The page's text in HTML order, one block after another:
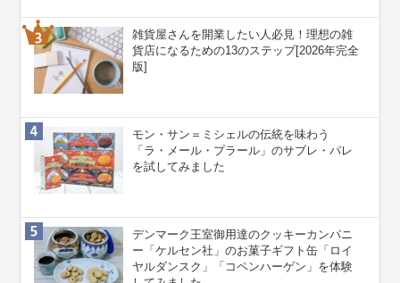
雑貨屋さんを開業したい人必見！理想の雑
貨店になるための13のステップ[2026年完全
版]
モン・サン＝ミシェルの伝統を味わう
「ラ・メール・プラール」のサブレ・パレ
を試してみました
デンマーク王室御用達のクッキーカンパニ
ー「ケルセン社」のお菓子ギフト缶「ロイ
ヤルダンスク」「コペンハーゲン」を体験